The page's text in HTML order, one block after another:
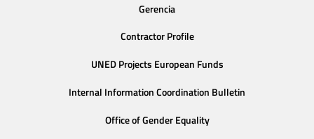
Gerencia
Contractor Profile
UNED Projects European Funds
Internal Information Coordination Bulletin
Office of Gender Equality